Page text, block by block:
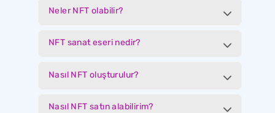
Neler NFT olabilir?
NFT sanat eseri nedir?
Nasıl NFT oluşturulur?
Nasıl NFT satın alabilirim?